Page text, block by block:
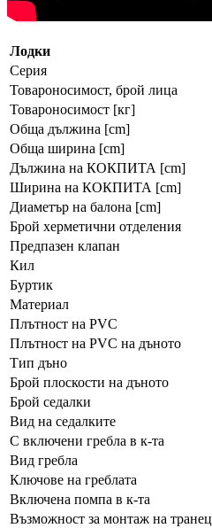
Лодки
Серия
Товароносимост, брой лица
Товароносимост [кг]
Обща дължина [cm]
Обща ширина [cm]
Дължина на КОКПИТА [cm]
Ширина на КОКПИТА [cm]
Диаметър на балона [cm]
Брой херметични отделения
Предпазен клапан
Кил
Буртик
Материал
Плътност на PVC
Плътност на PVC на дъното
Тип дъно
Брой плоскости на дъното
Брой седалки
Вид на седалките
С включени гребла в к-та
Вид гребла
Ключове на греблата
Включена помпа в к-та
Възможност за монтаж на транец